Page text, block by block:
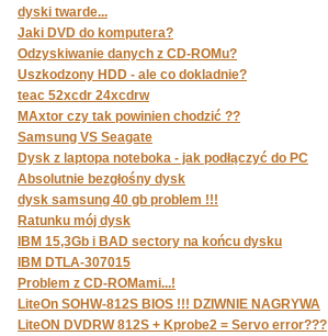
dyski twarde...
Jaki DVD do komputera?
Odzyskiwanie danych z CD-ROMu?
Uszkodzony HDD - ale co dokladnie?
teac 52xcdr 24xcdrw
MAxtor czy tak powinien chodzić ??
Samsung VS Seagate
Dysk z laptopa noteboka - jak podłączyć do PC
Absolutnie bezgłośny dysk
dysk samsung 40 gb problem !!!
Ratunku mój dysk
IBM 15,3Gb i BAD sectory na końcu dysku
IBM DTLA-307015
Problem z CD-ROMami...!
LiteOn SOHW-812S BIOS !!! DZIWNIE NAGRYWA
LiteON DVDRW 812S + Kprobe2 = Servo error???